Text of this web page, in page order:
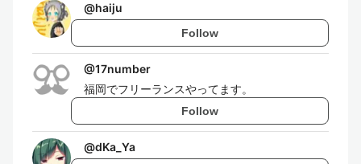
@haiju
Follow
@17number
福岡でフリーランスやってます。
Follow
@dKa_Ya